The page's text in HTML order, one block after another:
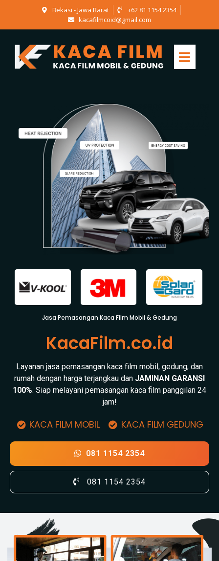
Bekasi - Jawa Barat
+62 81 1154 2354
kacafilmcoid@gmail.com
Jasa Pemasangan Kaca Film Mobil & Gedung
KacaFilm.co.id
Layanan jasa pemasangan kaca film mobil, gedung, dan
rumah dengan harga terjangkau dan JAMINAN GARANSI
100%. Siap melayani pemasangan kaca film panggilan 24
jam!
KACA FILM MOBIL KACA FILM GEDUNG
081 1154 2354
081 1154 2354